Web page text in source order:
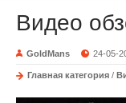
Видео
GoldMans 24-05-
Главная категория /